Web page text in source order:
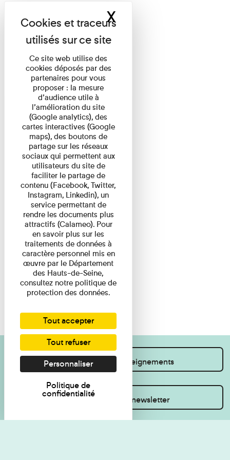
Je souhaite des renseignements
Inscrivez-vous à la newsletter
Ce site web utilise des
cookies déposés par des
partenaires pour vous
proposer : la mesure
d’audience utile à
l’amélioration du site
(Google analytics), des
cartes interactives (Google
maps), des boutons de
partage sur les réseaux
sociaux qui permettent aux
utilisateurs du site de
faciliter le partage de
contenu (Facebook, Twitter,
Instagram, Linkedin), un
service permettant de
rendre les documents plus
attractifs (Calameo). Pour
en savoir plus sur les
traitements de données à
caractère personnel mis en
œuvre par le Département
des Hauts-de-Seine,
consultez notre politique de
protection des données.
Tout accepter
Tout refuser
Personnaliser
Politique de
confidentialité
XMasquer le